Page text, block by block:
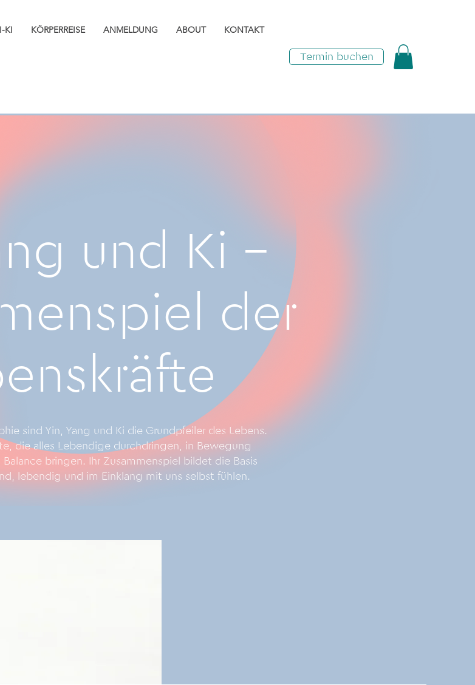
Termin buchen
KI KÖRPERREISE ANMELDUNG ABOUT KONTAKT
und Ki –
der
sind Yin, Yang und Ki die Grundpfeiler des Lebens.
die alles Lebendige durchdringen, in Bewegung
bringen. Ihr Zusammenspiel bildet die Basis
lebendig und im Einklang mit uns selbst fühlen.